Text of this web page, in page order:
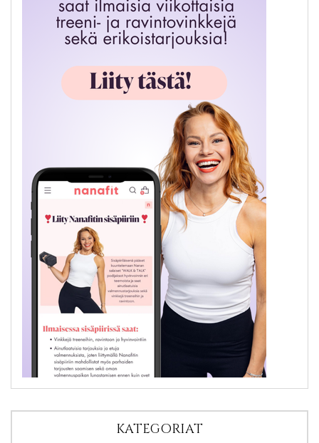
KATEGORIAT